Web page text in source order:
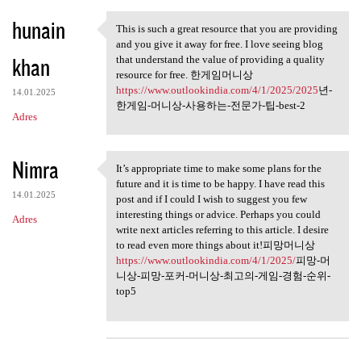
a
r
z
e
hunain
khan
14.01.2025
Adres
This is such a great resource
This is such a great resource that you are providing
and you give it away for free. I love seeing blog
that understand the value of providing a quality
resource for free. 한게임머니상
https://www.outlookindia.com/4/1/2025/2025년-
한게임-머니상-사용하는-전문가-팁-best-2
Nimra
14.01.2025
Adres
It’s appropriate time to make
It’s appropriate time to make some plans for the
future and it is time to be happy. I have read this
post and if I could I wish to suggest you few
interesting things or advice. Perhaps you could
write next articles referring to this article. I desire
to read even more things about it!피망머니상
https://www.outlookindia.com/4/1/2025/피망-머
니상-피망-포커-머니상-최고의-게임-경험-순위-
top5